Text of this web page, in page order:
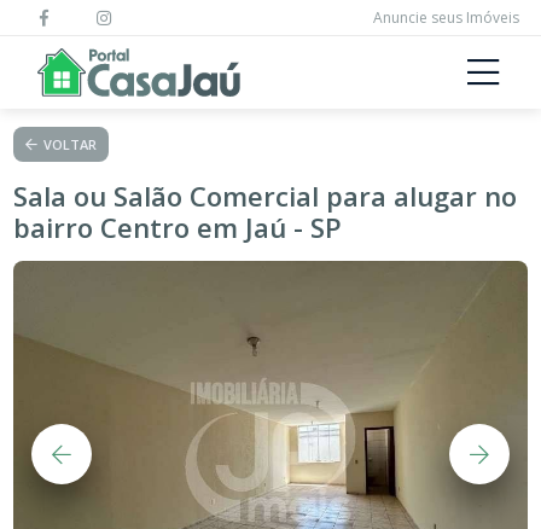
Anuncie seus Imóveis
VOLTAR
Sala ou Salão Comercial para alugar no
bairro Centro em Jaú - SP